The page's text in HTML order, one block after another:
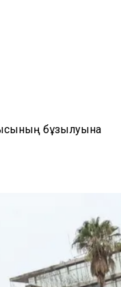
бұзылуына